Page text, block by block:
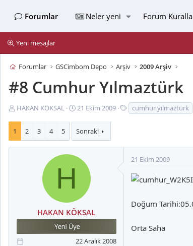
Forumlar Neler yeni Forum
Yeni mesajlar
Forumlar GSCimbom Depo Arşiv 2009 Arşiv
#8 Cumhur Yılmaztürk
K
t
n
HAKAN KÖKSAL
B
ş
n
t
a
r
i
h
21 Ekim 2009
t
cumhur yılmaztürk
1 2 3 4 5 Sonraki
H
HAKAN KÖKSAL
22 Aralık 2008
21 Ekim 2009
Doğum
Orta Saha